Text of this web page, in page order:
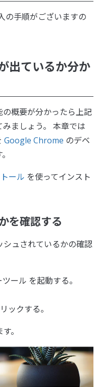
の手順がございますの
出ているか分か
概要が分かったら上記
ましょう。 本章では
Google Chrome のデベ
ール を使ってインスト
を確認する
シュされているかの確認
ール を起動する。
クする。
。